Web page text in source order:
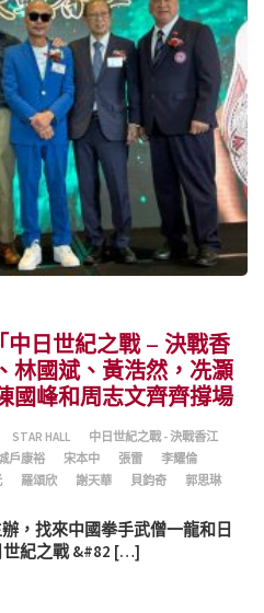
中日世紀之戰 – 決戰香
林國斌、黃浩然，冼灝
國峰和周志文齊齊撐場
STAR HALL
中日世紀之戰 - 決戰香江
戶康裕 宋本中 張雷
李耀倫
羅頌欣 謝天華 貝鈞奇
郭思琳
，找來中國拳手武僧一龍和日
紀之戰 &#82 […]